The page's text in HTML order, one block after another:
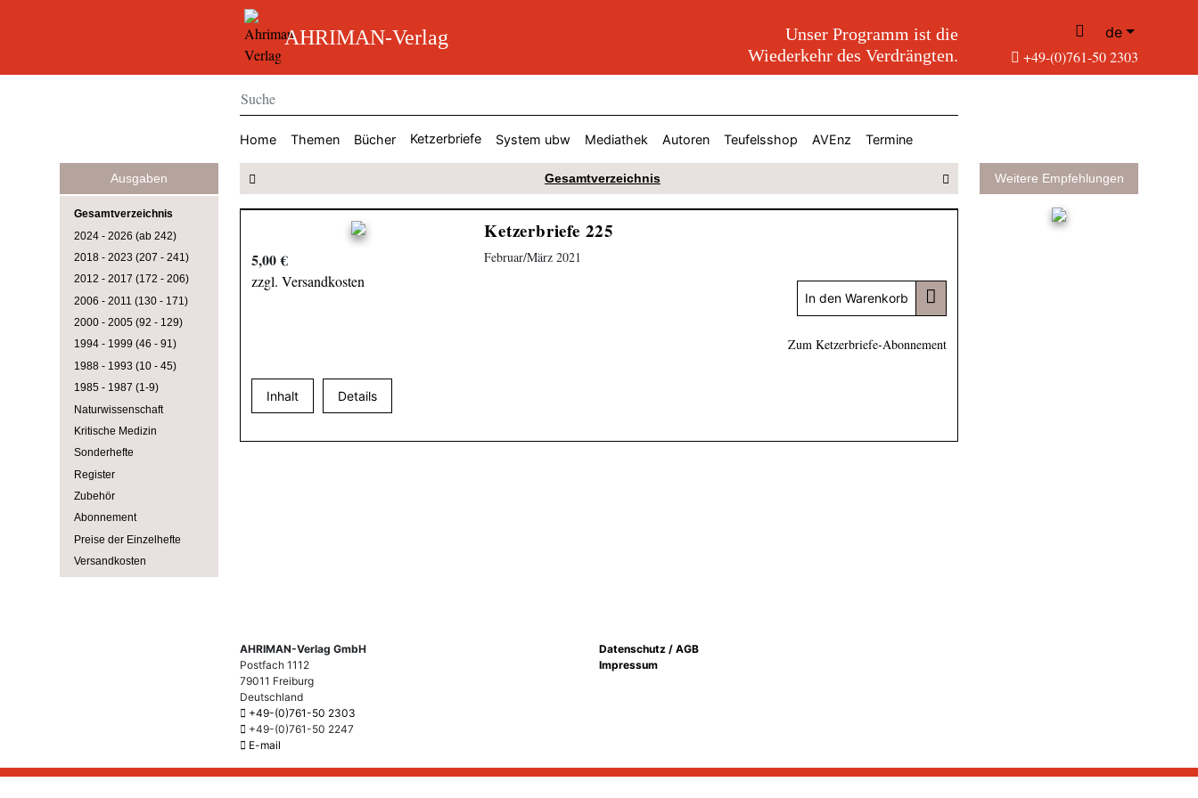
AHRIMAN-Verlag
Unser Programm ist die
Wiederkehr des Verdrängten.
de
+49-(0)761-50 2303
Home Themen Bücher Ketzerbriefe System ubw Mediathek Autoren Teufelsshop AVEnz Termine
Ausgaben
Gesamtverzeichnis
2024 - 2026 (ab 242)
2018 - 2023 (207 - 241)
2012 - 2017 (172 - 206)
2006 - 2011 (130 - 171)
2000 - 2005 (92 - 129)
1994 - 1999 (46 - 91)
1988 - 1993 (10 - 45)
1985 - 1987 (1-9)
Naturwissenschaft
Kritische Medizin
Sonderhefte
Register
Zubehör
Abonnement
Preise der Einzelhefte
Versandkosten
Gesamtverzeichnis
5,00 €
zzgl. Versandkosten
Ketzerbriefe 225
Februar/März 2021
In den Warenkorb
Zum Ketzerbriefe-Abonnement
Inhalt Details
Weitere Empfehlungen
AHRIMAN-Verlag GmbH
Postfach 1112
79011 Freiburg
Deutschland
+49-(0)761-50 2303
+49-(0)761-50 2247
E-mail
Datenschutz / AGB
Impressum